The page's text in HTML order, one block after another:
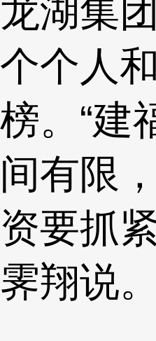
龙湖集
个个人
榜。“建
间有限
资要抓
霁翔说。